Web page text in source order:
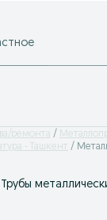
ремонта
- Ташкент
Трубы